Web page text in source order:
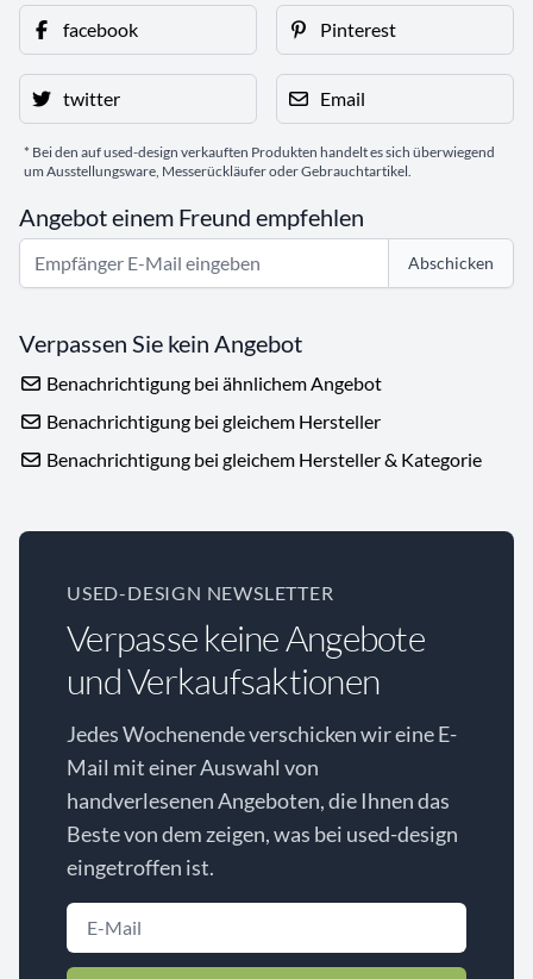
facebook Pinterest
twitter Email
* Bei den auf used-design verkauften Produkten handelt es sich überwiegend
um Ausstellungsware, Messerückläufer oder Gebrauchtartikel.
Angebot einem Freund empfehlen
Abschicken
Verpassen Sie kein Angebot
Benachrichtigung bei ähnlichem Angebot
Benachrichtigung bei gleichem Hersteller
Benachrichtigung bei gleichem Hersteller & Kategorie
USED-DESIGN NEWSLETTER
Verpasse keine Angebote
und Verkaufsaktionen
Jedes Wochenende verschicken wir eine E-
Mail mit einer Auswahl von
handverlesenen Angeboten, die Ihnen das
Beste von dem zeigen, was bei used-design
eingetroffen ist.